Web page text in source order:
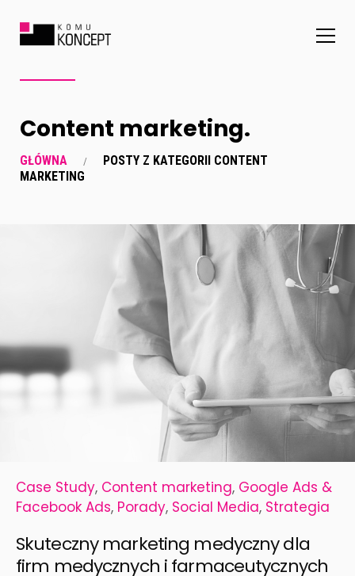
Content marketing.
GŁÓWNA
POSTY Z KATEGORII CONTENT
MARKETING
Case Study, Content marketing, Google Ads &
Facebook Ads, Porady, Social Media, Strategia
Skuteczny marketing medyczny dla
firm medycznych i farmaceutycznych